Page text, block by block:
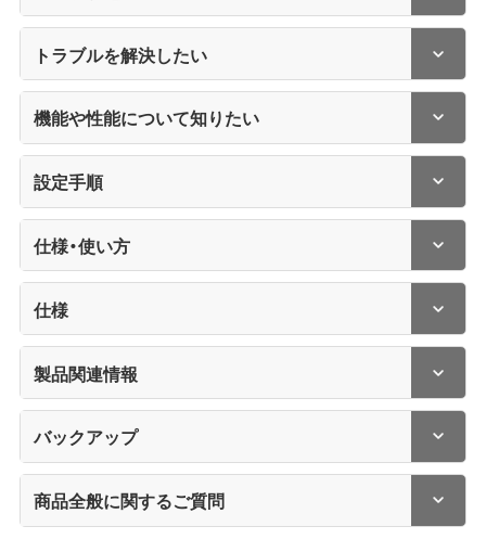
トラブルを解決したい
機能や性能について知りたい
設定手順
仕様・使い方
仕様
製品関連情報
バックアップ
商品全般に関するご質問